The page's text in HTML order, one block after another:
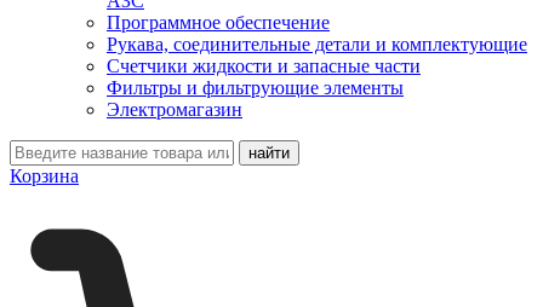
Программное обеспечение
Рукава, соединительные детали и комплектующие
Счетчики жидкости и запасные части
Фильтры и фильтрующие элементы
Электромагазин
Корзина